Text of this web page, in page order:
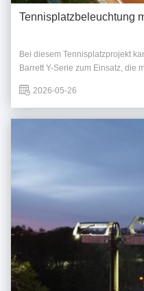
Tennisplatzbeleuchtung
Bei diesem Tennisplatzprojekt
Barrett Y-Serie zum Einsatz, die
Spielbereich zu gewährleisten.
kann das System das Licht
2026-05-26